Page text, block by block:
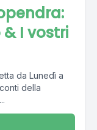
I vostri
da Lunedì a
della